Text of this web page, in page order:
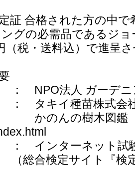
証 合格された方の中
グの必需品であるジ
（税・送料込）で進呈
NPO法人 ガーデニ
： タキイ種苗株式会
の樹木図鑑
： インターネット
検定サイト『検定